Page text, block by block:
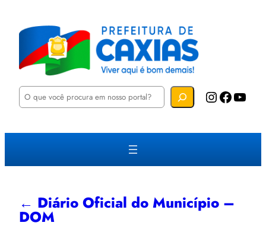
P
u
a
Instagram Facebook YouTube
← Diário Oficial do Município –
DOM